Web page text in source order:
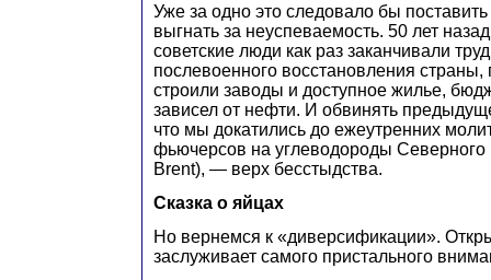
Уже за одно это следовало бы
выгнать за неуспеваемость. 50 лет
советские люди как раз заканчивали
послевоенного восстановления
строили заводы и доступное жилье,
зависел от нефти. И обвинять
что мы докатились до ежеутренних
фьючерсов на углеводороды
Brent), — верх бесстыдства.
Сказка о яйцах
Но вернемся к «диверсификации».
заслуживает самого пристального